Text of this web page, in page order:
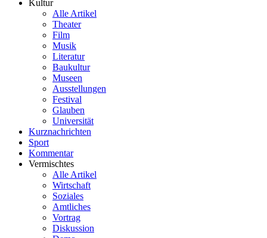
Kultur
Alle Artikel
Theater
Film
Musik
Literatur
Baukultur
Museen
Ausstellungen
Festival
Glauben
Universität
Kurznachrichten
Sport
Kommentar
Vermischtes
Alle Artikel
Wirtschaft
Soziales
Amtliches
Vortrag
Diskussion